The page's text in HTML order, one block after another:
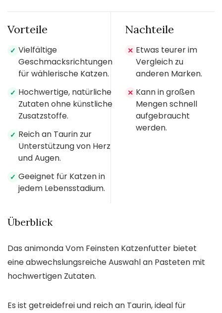
Vorteile
✓ Vielfältige
Geschmacksrichtungen
für wählerische Katzen.
✓ Hochwertige, natürliche
Zutaten ohne künstliche
Zusatzstoffe.
✓ Reich an Taurin zur
Unterstützung von Herz
und Augen.
✓ Geeignet für Katzen in
jedem Lebensstadium.
Nachteile
✕ Etwas teurer im
Vergleich zu
anderen Marken.
✕ Kann in großen
Mengen schnell
aufgebraucht
werden.
Überblick
Das animonda Vom Feinsten Katzenfutter bietet
eine abwechslungsreiche Auswahl an Pasteten mit
hochwertigen Zutaten.
Es ist getreidefrei und reich an Taurin, ideal für